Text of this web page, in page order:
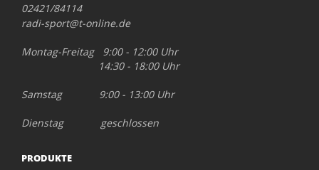
02421/84114
radi-sport@t-online.de
Montag-Freitag 9:00 - 12:00 Uhr
14:30 - 18:00 Uhr
Samstag 9:00 - 13:00 Uhr
Dienstag geschlossen
PRODUKTE